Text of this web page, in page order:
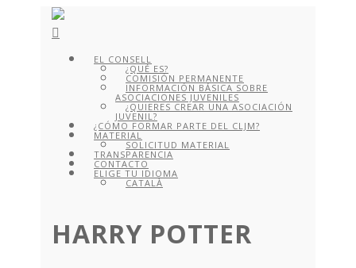
EL CONSELL
¿QUÉ ES?
COMISIÓN PERMANENTE
INFORMACIÓN BÁSICA SOBRE
ASOCIACIONES JUVENILES
¿QUIERES CREAR UNA ASOCIACIÓN
JUVENIL?
¿CÓMO FORMAR PARTE DEL CLJM?
MATERIAL
SOLICITUD MATERIAL
TRANSPARENCIA
CONTACTO
ELIGE TU IDIOMA
CATALÀ
HARRY POTTER